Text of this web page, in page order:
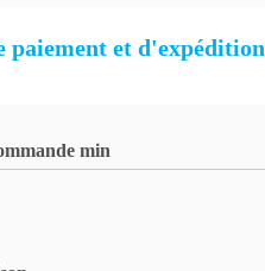
paiement et d'expédition
min